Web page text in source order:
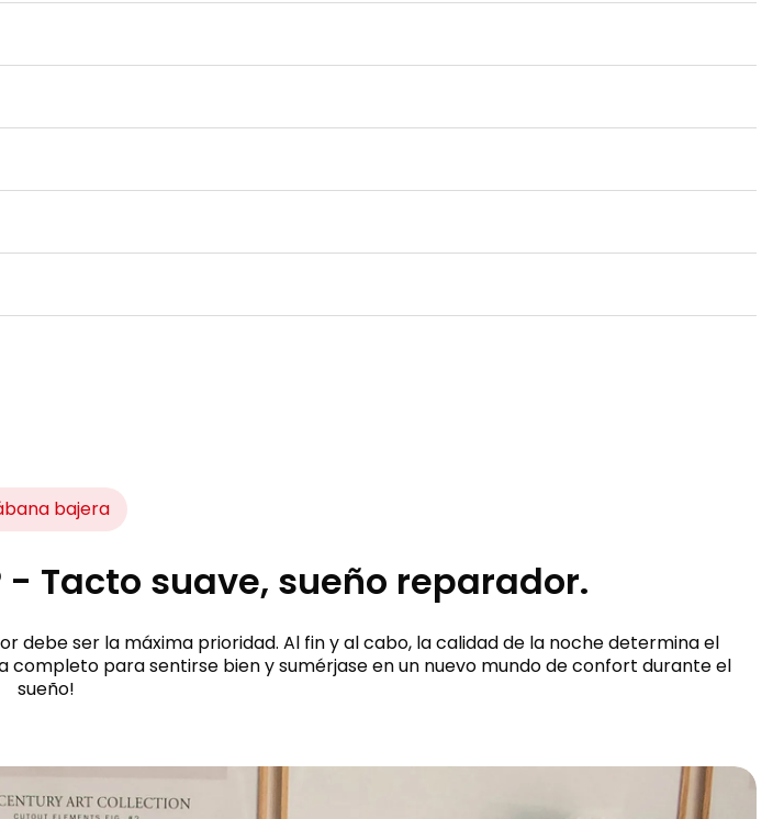
bajera
Tacto suave, sueño reparador.
debe ser la máxima prioridad. Al fin y al cabo, la calidad de la noche determina el
completo para sentirse bien y sumérjase en un nuevo mundo de confort durante el
sueño!